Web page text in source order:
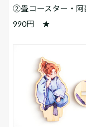
②畳コースター・
990円 ★